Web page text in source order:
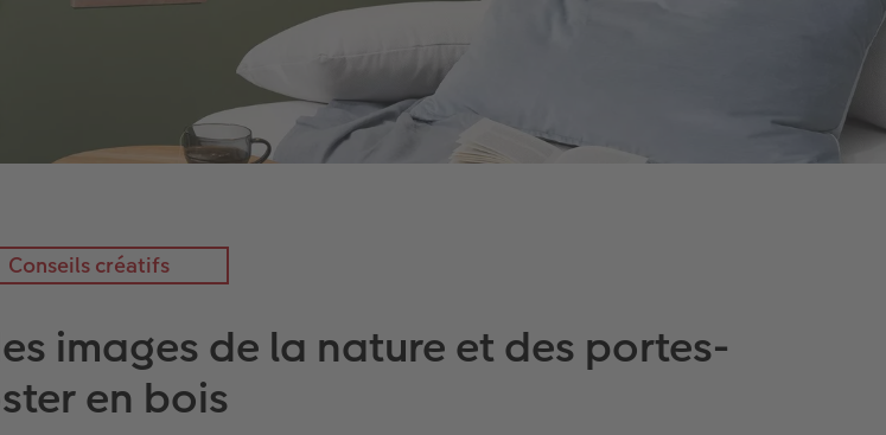
Conseils créatifs
images de la nature et des portes-
en bois